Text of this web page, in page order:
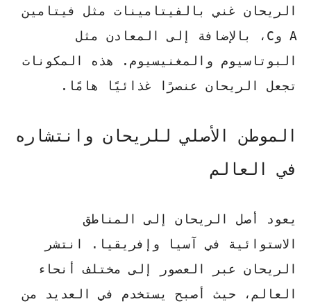
الريحان غني بالفيتامينات مثل فيتامين
A وC، بالإضافة إلى المعادن مثل
البوتاسيوم والمغنيسيوم. هذه المكونات
تجعل الريحان عنصرًا غذائيًا هامًا.
الموطن الأصلي للريحان وانتشاره
في العالم
يعود أصل الريحان إلى المناطق
الاستوائية في آسيا وإفريقيا. انتشر
الريحان عبر العصور إلى مختلف أنحاء
العالم، حيث أصبح يستخدم في العديد من